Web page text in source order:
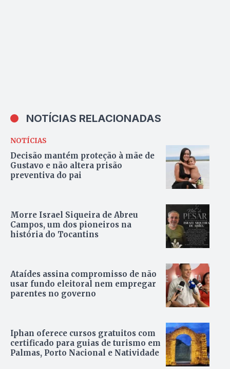
NOTÍCIAS RELACIONADAS
NOTÍCIAS
Decisão mantém proteção à mãe de
Gustavo e não altera prisão
preventiva do pai
Morre Israel Siqueira de Abreu
Campos, um dos pioneiros na
história do Tocantins
Ataídes assina compromisso de não
usar fundo eleitoral nem empregar
parentes no governo
Iphan oferece cursos gratuitos com
certificado para guias de turismo em
Palmas, Porto Nacional e Natividade